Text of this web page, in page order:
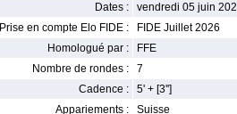
Dates :
vendredi 05 juin
Prise en compte Elo FIDE :
FIDE Juillet 2026
Homologué par :
FFE
Nombre de rondes :
7
Cadence :
5' + [3'']
Appariements :
Suisse